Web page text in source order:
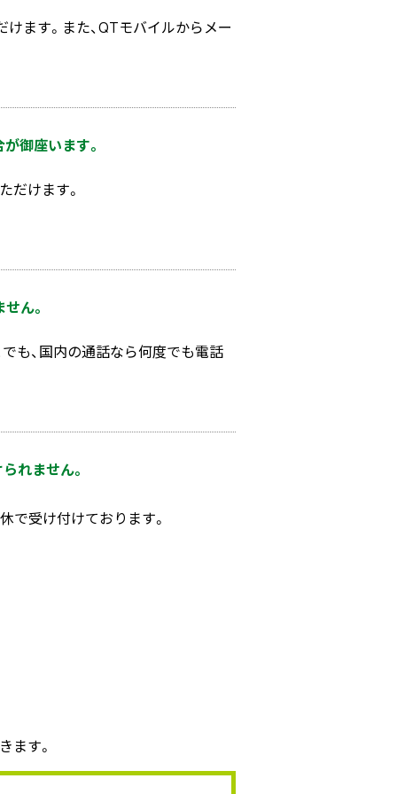
ます。また、QTモバイルからメー
御座います。
だけます。
ん。
でも、国内の通話なら何度でも電話
れません。
で受け付けております。
ます。